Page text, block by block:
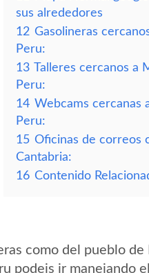
sus alrededores
12 Gasolineras
Peru:
13 Talleres cercanos a
Peru:
14 Webcams cercanas
Peru:
15 Oficinas de correos
Cantabria:
16 Contenido
como del pueblo de
podeis ir manejando